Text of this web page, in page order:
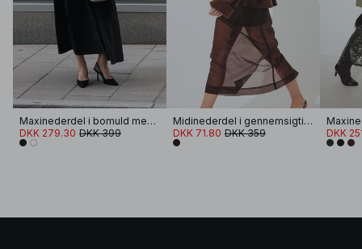
Maxinederdel i bomuld med bæltestrop
DKK 279.30 DKK 399
Midinederdel i gennemsigtig kvalitet
DKK 71.80 DKK 359 DKK